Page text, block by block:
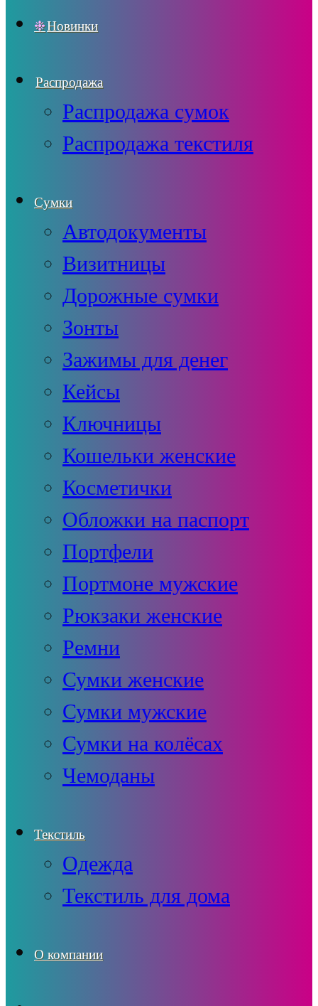
Новинки
Распродажа
Распродажа сумок
Распродажа текстиля
Сумки
Автодокументы
Визитницы
Дорожные сумки
Зонты
Зажимы для денег
Кейсы
Ключницы
Кошельки женские
Косметички
Обложки на паспорт
Портфели
Портмоне мужские
Рюкзаки женские
Ремни
Сумки женские
Сумки мужские
Сумки на колёсах
Чемоданы
Текстиль
Одежда
Текстиль для дома
О компании